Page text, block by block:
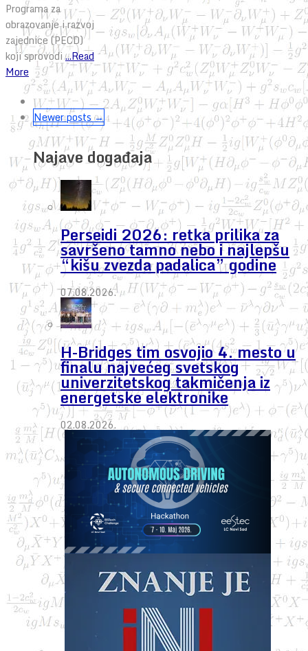
Programa za
obrazovanje i razvoj
zajednice (PECD)
koji sprovodi...Read
More
Newer posts →
Najave događaja
Perseidi 2026: retka prilika za
savršeno tamno nebo i najlepšu
“kišu zvezda padalica” godine
07.08.2026.
H-Bridges tim osvojio 4. mesto u
finalu najvećeg svetskog
univerzitetskog takmičenja iz
energetske elektronike
02.08.2026.